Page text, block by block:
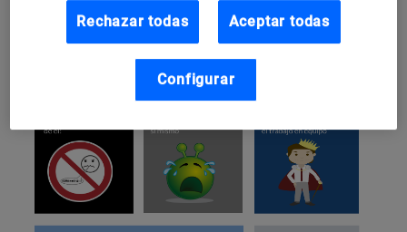
Rechazar todas Aceptar todas
Configurar